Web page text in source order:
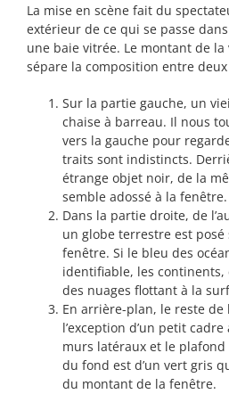
La mise en scène fait du
extérieur de ce qui se passe
une baie vitrée. Le montant de
sépare la composition entre
Sur la partie gauche, un
chaise à barreau. Il nous
vers la gauche pour
traits sont indistincts.
étrange objet noir, de la
semble adossé à la fenêtre.
Dans la partie droite, de
un globe terrestre est
fenêtre. Si le bleu des
identifiable, les continents,
des nuages flottant à la
En arrière-plan, le reste de
l’exception d’un petit
murs latéraux et le
du fond est d’un vert gris
du montant de la fenêtre.